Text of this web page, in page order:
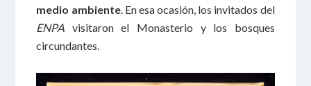
medio ambiente. En esa ocasión, los invitados del
ENPA visitaron el Monasterio y los bosques
circundantes.